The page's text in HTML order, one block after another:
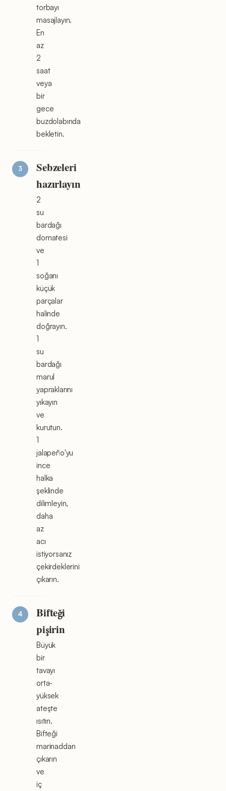
torbayı
masajlayın.
En
az
2
saat
veya
bir
gece
buzdolabında
bekletin.
Sebzeleri
hazırlayın
2
su
bardağı
domatesi
ve
1
soğanı
küçük
parçalar
halinde
doğrayın.
1
su
bardağı
marul
yapraklarını
yıkayın
ve
kurutun.
1
jalapeño'yu
ince
halka
şeklinde
dilimleyin,
daha
az
acı
istiyorsanız
çekirdeklerini
çıkarın.
Bifteği
pişirin
Büyük
bir
tavayı
orta-
yüksek
ateşte
ısıtın.
Bifteği
marinaddan
çıkarın
ve
iç